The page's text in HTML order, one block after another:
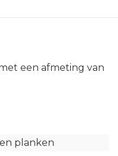
een afmeting van
planken